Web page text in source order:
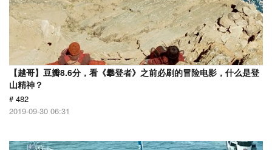
【越哥】豆瓣8.6分，看《攀登者》之前必刷的冒险电影，什么是登
山精神？
# 482
2019-09-30 06:31